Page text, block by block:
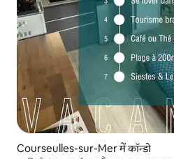
Courseulles-sur-Mer में कॉन्डो